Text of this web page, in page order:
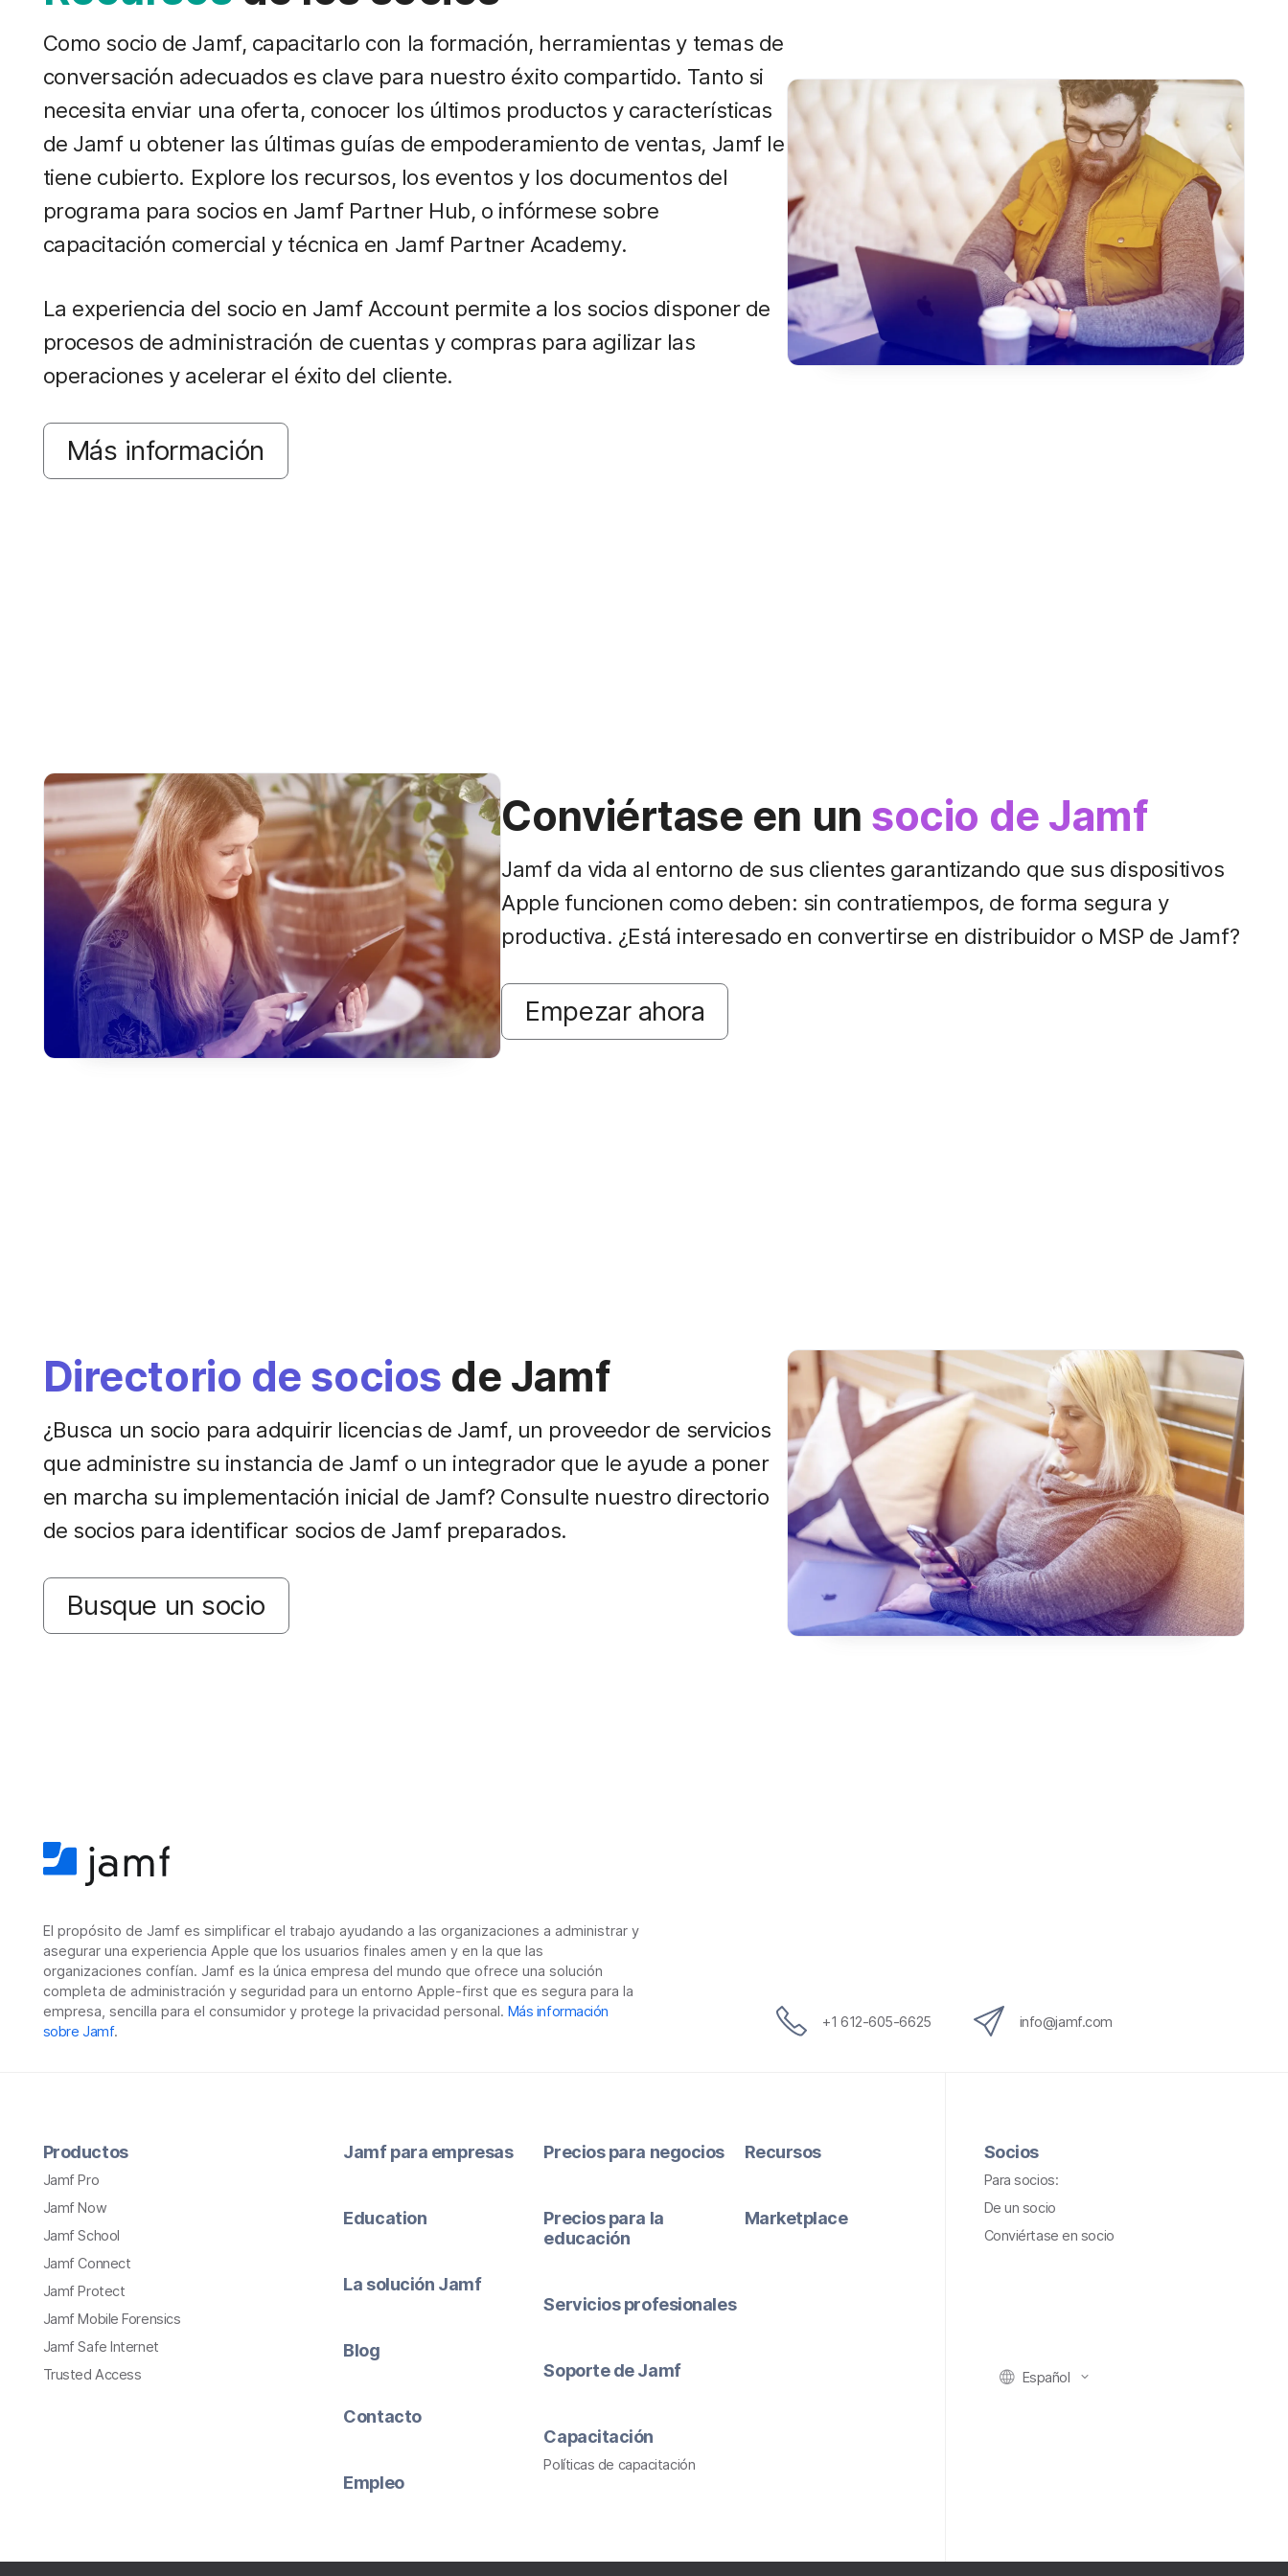
Como socio de Jamf, capacitarlo con la formación, herramientas y temas de
conversación adecuados es clave para nuestro éxito compartido. Tanto si
necesita enviar una oferta, conocer los últimos productos y características
de Jamf u obtener las últimas guías de empoderamiento de ventas, Jamf le
tiene cubierto. Explore los recursos, los eventos y los documentos del
programa para socios en Jamf Partner Hub, o infórmese sobre
capacitación comercial y técnica en Jamf Partner Academy.
La experiencia del socio en Jamf Account permite a los socios disponer de
procesos de administración de cuentas y compras para agilizar las
operaciones y acelerar el éxito del cliente.
Más información
Conviértase en un socio de Jamf
Jamf da vida al entorno de sus clientes garantizando que sus dispositivos
Apple funcionen como deben: sin contratiempos, de forma segura y
productiva. ¿Está interesado en convertirse en distribuidor o MSP de Jamf?
Empezar ahora
Directorio de socios de Jamf
¿Busca un socio para adquirir licencias de Jamf, un proveedor de servicios
que administre su instancia de Jamf o un integrador que le ayude a poner
en marcha su implementación inicial de Jamf? Consulte nuestro directorio
de socios para identificar socios de Jamf preparados.
Busque un socio
El propósito de Jamf es simplificar el trabajo ayudando a las organizaciones a administrar y
asegurar una experiencia Apple que los usuarios finales amen y en la que las
organizaciones confían. Jamf es la única empresa del mundo que ofrece una solución
completa de administración y seguridad para un entorno Apple-first que es segura para la
empresa, sencilla para el consumidor y protege la privacidad personal. Más información
sobre Jamf.
+1 612-605-6625 info@jamf.com
Productos
Jamf Pro
Jamf Now
Jamf School
Jamf Connect
Jamf Protect
Jamf Mobile Forensics
Jamf Safe Internet
Trusted Access
Jamf para empresas
Education
La solución Jamf
Blog
Contacto
Empleo
Precios para negocios
Precios para la
educación
Servicios profesionales
Soporte de Jamf
Capacitación
Políticas de capacitación
Recursos
Marketplace
Socios
Para socios:
De un socio
Conviértase en socio
Español